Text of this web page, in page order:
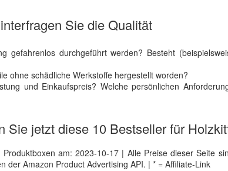
Sie die Qualität
gefahrenlos durchgeführt werden? Besteht
ohne schädliche Werkstoffe hergestellt worden?
und Einkaufspreis? Welche persönlichen
Sie jetzt diese 10 Bestseller für
am: 2023-10-17 | Alle Preise dieser Seite
der Amazon Product Advertising API. | * = Affiliate-Link